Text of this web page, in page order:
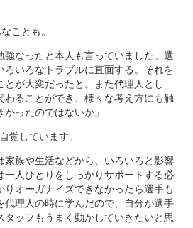
ことも。
強なったと本人も言っていました。選
ろいろなトラブルに直面する。それを
が大変だったと。また代理人とし
わることができ、様々な考え方にも触
ったのではないか」
覚しています。
家族や生活などから、いろいろと影響
一人ひとりをしっかりサポートする必
オーガナイズできなかったら選手も
代理人の時に学んだので、自分が選手
タッフもうまく動かしていきたいと思